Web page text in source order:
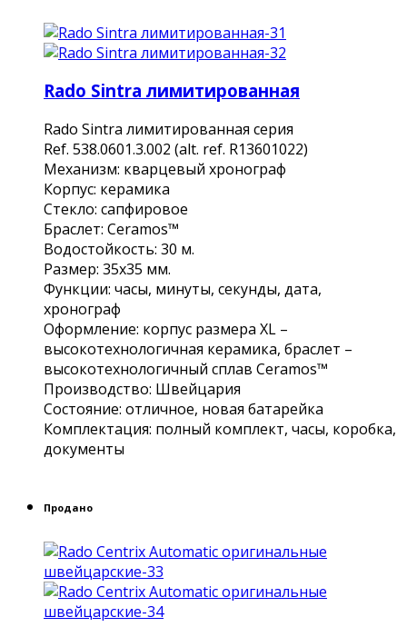
Rado Sintra лимитированная
Rado Sintra лимитированная серия
Ref. 538.0601.3.002 (alt. ref. R13601022)
Механизм: кварцевый хронограф
Корпус: керамика
Стекло: сапфировое
Браслет: Ceramos™
Водостойкость: 30 м.
Размер: 35х35 мм.
Функции: часы, минуты, секунды, дата,
хронограф
Оформление: корпус размера XL –
высокотехнологичная керамика, браслет –
высокотехнологичный сплав Ceramos™
Производство: Швейцария
Состояние: отличное, новая батарейка
Комплектация: полный комплект, часы, коробка,
документы
Продано